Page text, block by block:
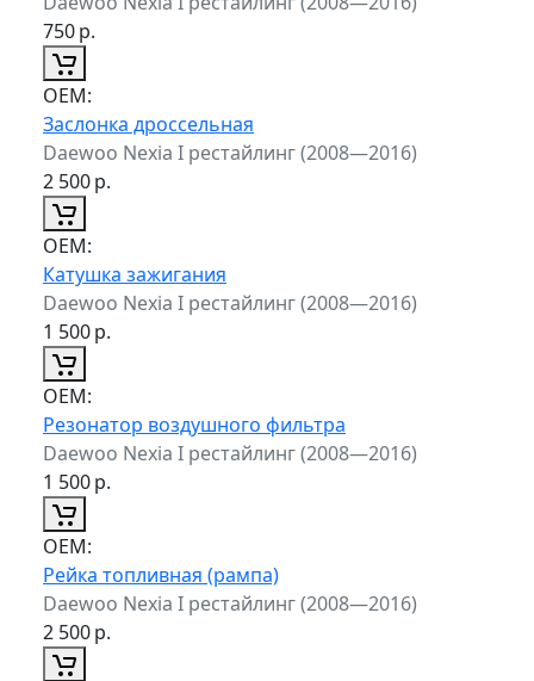
750р.
ОЕМ:
Заслонка дроссельная
Daewoo Nexia I рестайлинг (2008—2016)
2 500р.
ОЕМ:
Катушка зажигания
Daewoo Nexia I рестайлинг (2008—2016)
1 500р.
ОЕМ:
Резонатор воздушного фильтра
Daewoo Nexia I рестайлинг (2008—2016)
1 500р.
ОЕМ:
Рейка топливная (рампа)
Daewoo Nexia I рестайлинг (2008—2016)
2 500р.